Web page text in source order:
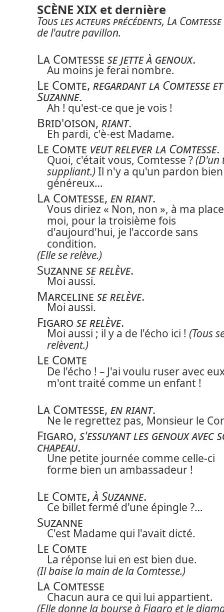
SCÈNE XIX et dernière
Tous les acteurs précédents, La Comtesse
de l'autre pavillon.
La Comtesse se jette à genoux.
Au moins je ferai nombre.
Le Comte, regardant la Comtesse et
Suzanne.
Ah ! qu'est-ce que je vois !
Brid'oison, riant.
Eh pardi, c'è-est Madame.
Le Comte veut relever la Comtesse.
Quoi, c'était vous, Comtesse ?(D'un
suppliant.)Il n'y a qu'un pardon bien
généreux…
La Comtesse, en riant.
Vous diriez « Non, non », à ma
moi, pour la troisième fois
d'aujourd'hui, je l'accorde sans
condition.
(Elle se relève.)
Suzanne se relève.
Moi aussi.
Marceline se relève.
Moi aussi.
Figaro se relève.
Moi aussi ; il y a de l'écho ici ! (Tous
relèvent.)
Le Comte
De l'écho ! – J'ai voulu ruser avec
m'ont traité comme un enfant !
La Comtesse, en riant.
Ne le regrettez pas, Monsieur le
Figaro, s'essuyant les genoux avec
chapeau.
Une petite journée comme celle-ci
forme bien un ambassadeur !
Le Comte,à Suzanne.
Ce billet fermé d'une épingle ?…
Suzanne
C'est Madame qui l'avait dicté.
Le Comte
La réponse lui en est bien due.
(Il baise la main de la Comtesse.)
La Comtesse
Chacun aura ce qui lui appartient.
(Elle donne la bourse à Figaro et le